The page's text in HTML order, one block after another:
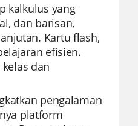
kalkulus yang
dan barisan,
Kartu flash,
efisien.
dan
pengalaman
platform